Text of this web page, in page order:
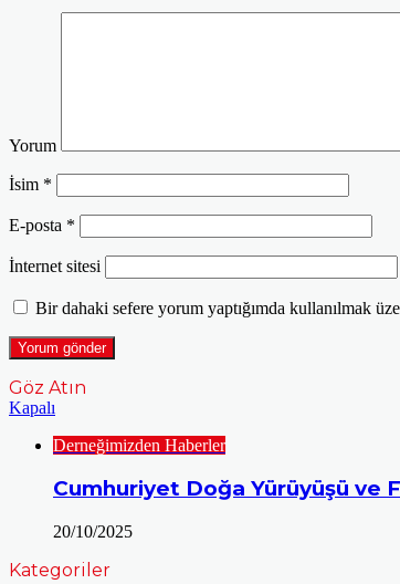
Yorum
İsim *
E-posta *
İnternet sitesi
Bir dahaki sefere yorum yaptığımda kullanılmak
Göz Atın
Kapalı
Derneğimizden Haberler
Cumhuriyet Doğa Yürüyüşü ve
20/10/2025
Kategoriler